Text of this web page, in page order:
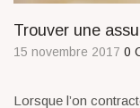
Trouver une
15 novembre 2017 0
Lorsque l’on